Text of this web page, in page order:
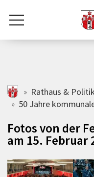
Zum Hauptinhalt springen
Rathaus & Politik
schmallenberg.de
Rathaus & Politik
50 Jahre
Fotos von der
am 15. Februar